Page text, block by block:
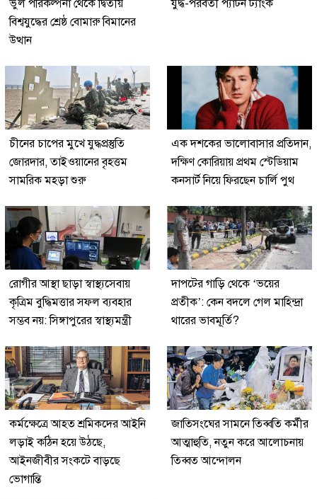
ভুল পরিকল্পনা থেকে দ্বিতীয়
বিশ্বযুদ্ধের শ্রেষ্ঠ বোমারু বিমানের
উত্থান
যুদ্ধ-পরবর্তী প্যাটন ট্যাংক
চীনের চাপের মুখে যুদ্ধপ্রস্তুতি
জোরদার, তাইওয়ানের বৃহত্তম
সামরিক মহড়া শুরু
এক দশকের ভালোবাসার প্রতিদান,
দক্ষিণ কোরিয়ায় প্রথম স্টেডিয়াম
কনসার্ট নিয়ে ফিরছেন চার্লি পুথ
রোগীর আস্থা ছাড়া স্বাস্থ্যসেবায়
কৃত্রিম বুদ্ধিমত্তার সফল ব্যবহার
সম্ভব নয়: সিঙ্গাপুরের স্বাস্থ্যমন্ত্রী
দাপটের গাড়ি থেকে ‘ভয়ের
প্রতীক’: কেন বদলে গেল মাহিন্দ্রা
থারের ভাবমূর্তি?
কর্মক্ষেত্রে আহত শ্রমিকদের আইনি
লড়াই কঠিন হয়ে উঠছে,
আইনজীবীর সংকটে বাড়ছে
ভোগান্তি
জাতিসংঘের সামনে তিব্বতি কর্মীর
আত্মাহুতি, নতুন করে আলোচনায়
তিব্বত আন্দোলন